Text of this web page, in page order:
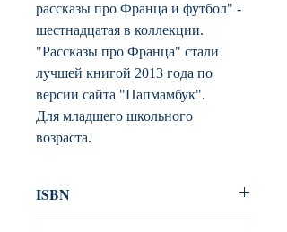
рассказы про Франца и футбол" -
шестнадцатая в коллекции.
"Рассказы про Франца" стали
лучшей книгой 2013 года по
версии сайта "Папмамбук".
Для младшего школьного
возраста.
ISBN